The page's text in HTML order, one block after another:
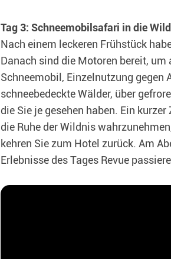
Tag 3: Schneemobilsafari in die
Nach einem leckeren Frühstück
Danach sind die Motoren bereit,
Schneemobil, Einzelnutzung gegen
schneebedeckte Wälder, über
die Sie je gesehen haben. Ein
die Ruhe der Wildnis
kehren Sie zum Hotel zurück. Am
Erlebnisse des Tages Revue